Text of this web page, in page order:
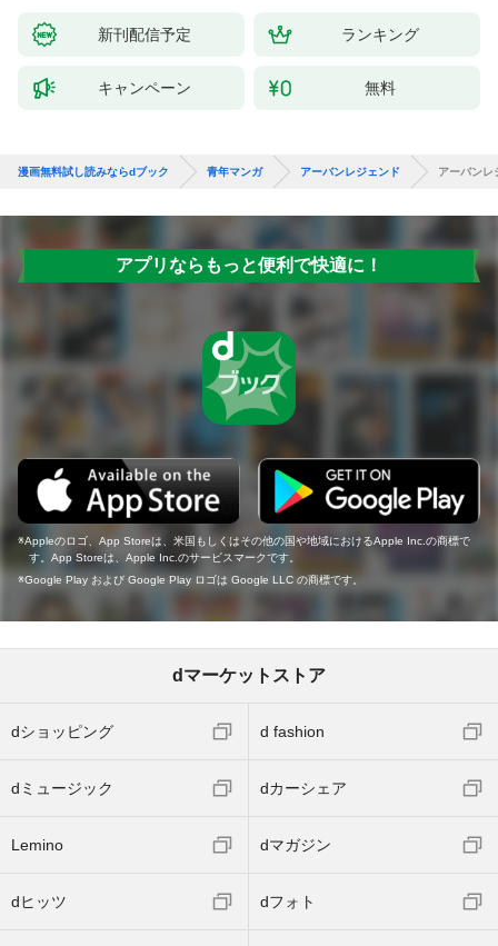
新刊配信予定 ランキング
キャンペーン 無料
漫画無料試し読みならdブック 青年マンガ アーバンレジェンド アーバンレ
アプリならもっと便利で快適に！
Appleのロゴ、App Storeは、米国もしくはその他の国や地域におけるApple Inc.の商標で
す。App Storeは、Apple Inc.のサービスマークです。
Google Play および Google Play ロゴは Google LLC の商標です。
dマーケットストア
dショッピング d fashion
dミュージック dカーシェア
Lemino dマガジン
dヒッツ dフォト